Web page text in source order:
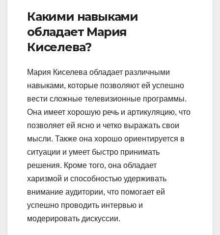
Какими навыками
обладает Мария
Киселева?
Мария Киселева обладает различными
навыками, которые позволяют ей успешно
вести сложные телевизионные программы.
Она имеет хорошую речь и артикуляцию, что
позволяет ей ясно и четко выражать свои
мысли. Также она хорошо ориентируется в
ситуации и умеет быстро принимать
решения. Кроме того, она обладает
харизмой и способностью удерживать
внимание аудитории, что помогает ей
успешно проводить интервью и
модерировать дискуссии.